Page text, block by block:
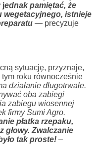
jednak pamiętać, że
wegetacyjnego, istnieje
— precyzuje
sytuację, przyznaje,
roku równocześnie
działanie długotrwałe.
oba zabiegi
zabiegu wiosennej
firmy Sumi Agro.
płatka rzepaku,
głowy. Zwalczanie
tak proste! –